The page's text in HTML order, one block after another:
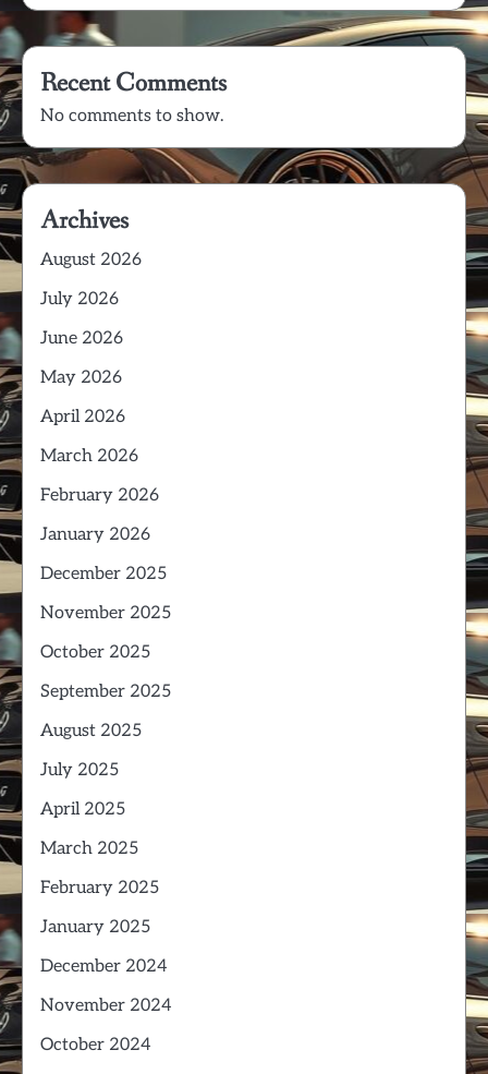
Recent Comments
No comments to show.
Archives
August 2026
July 2026
June 2026
May 2026
April 2026
March 2026
February 2026
January 2026
December 2025
November 2025
October 2025
September 2025
August 2025
July 2025
April 2025
March 2025
February 2025
January 2025
December 2024
November 2024
October 2024